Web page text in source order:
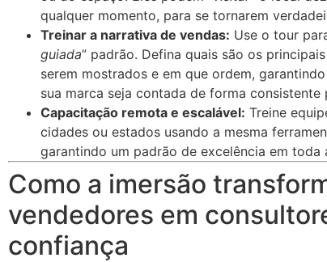
qualquer momento, para se tornarem
Treinar a narrativa de vendas: Use o tour
guiada” padrão. Defina quais são os
serem mostrados e em que ordem,
sua marca seja contada de forma consistente
Capacitação remota e escalável: Treine
cidades ou estados usando a mesma
garantindo um padrão de excelência em toda
Como a imersão
vendedores em
confiança